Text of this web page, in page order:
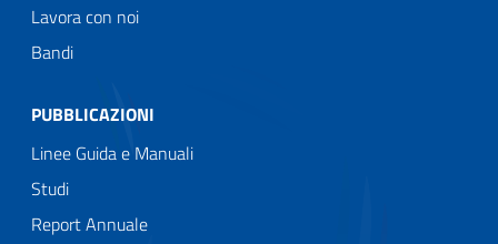
Lavora con noi
Bandi
PUBBLICAZIONI
Linee Guida e Manuali
Studi
Report Annuale